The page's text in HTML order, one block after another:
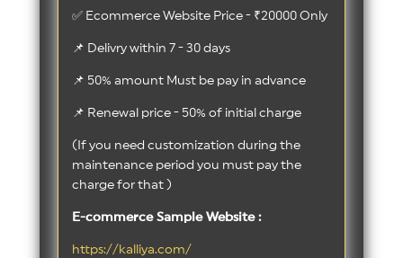
✅ Ecommerce Website Price - ₹20000 Only
📌 Delivry within 7 - 30 days
📌 50% amount Must be pay in advance
📌 Renewal price - 50% of initial charge
(If you need customization during the
maintenance period you must pay the
charge for that )
E-commerce Sample Website :
https://kalliya.com/